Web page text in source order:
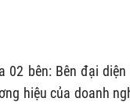
02 bên: Bên đại diện
hiệu của doanh